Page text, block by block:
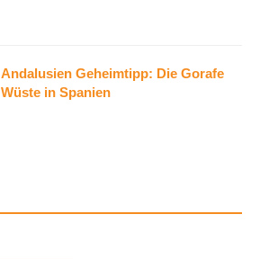
Andalusien Geheimtipp: Die Gorafe
Wüste in Spanien